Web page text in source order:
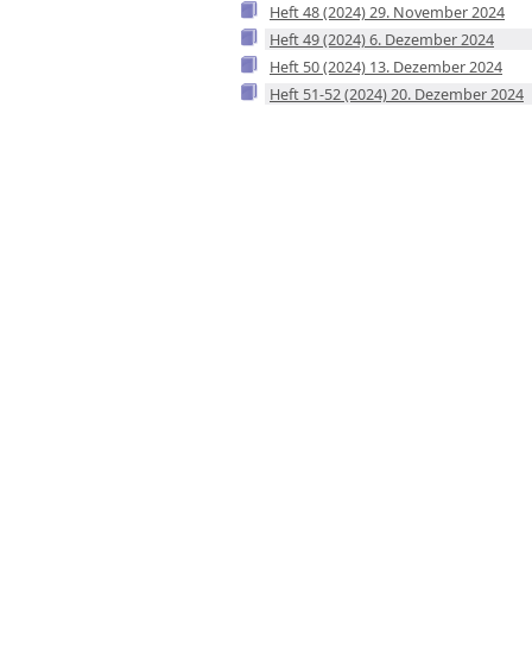
Heft 48 (2024) 29. November 2024
Heft 49 (2024) 6. Dezember 2024
Heft 50 (2024) 13. Dezember 2024
Heft 51-52 (2024) 20. Dezember 2024